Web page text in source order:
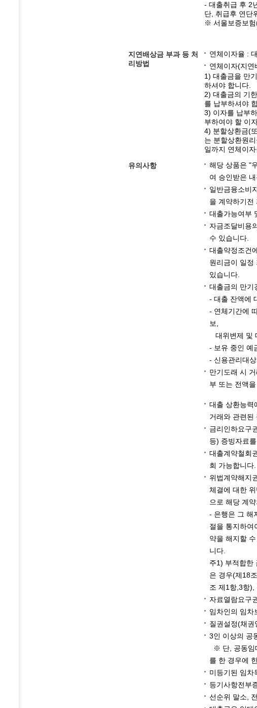
- 대출취급 후 2
단, 취급후 연단
※ 서울보증보험
지연배상금 부과 등 처
리방법
연체이자율 :
연체이자(지연
1) 대출금을 만
하셔야 합니다.
2) 대출금의 기
를 납부하셔야
3) 이자를 납부
부하여야 할 이
4) 분할상환금(
는 분할상환원
일까지 연체이
유의사항
해당 상품은 "
여 승인받은
일반금융소비
을 계약하기전
대출가능여부
자금조달비용
수 있습니다.
대출약정조건
원리금이 일정
있습니다.
대출금의 만기
- 대출 잔액에
- 연체기간에
보,
대위변제 및
- 보유 중인 예
- 신용관리대
만기도래 시
부 또는 전액
대출 상환능력
거래와 관련된
금리인하요구
등) 증빙자료
대출계약철회
회 가능합니다.
위법계약해지
체결에 대한
으로 해당 계
- 은행은 그 해
절을 통지하여
약을 해지할
니다.
주1) 부적합한
은 경우(제18
조 제1항,3항),
자료열람요구
임차인의 임차
질권설정(채권
3인 이상의 공
※ 단, 공동임
를 한 경우에
미등기된 임차
등기사항전부
선순위 말소,